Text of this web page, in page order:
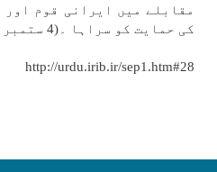
مقابلے میں ايرانی قوم
كی حمايت كو سراہا ۔(4 ستمبر 2006)
http://urdu.irib.ir/sep1.htm#28